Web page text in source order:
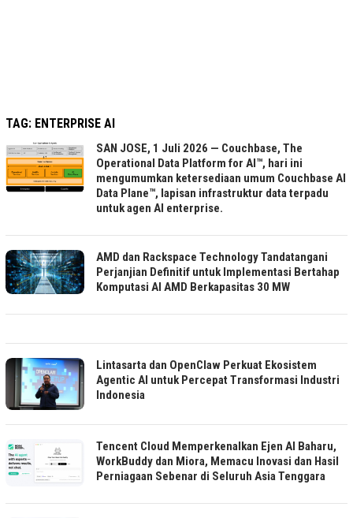
TAG: ENTERPRISE AI
SAN JOSE, 1 Juli 2026 — Couchbase, The
Operational Data Platform for AI™, hari ini
mengumumkan ketersediaan umum Couchbase AI
Data Plane™, lapisan infrastruktur data terpadu
untuk agen AI enterprise.
AMD dan Rackspace Technology Tandatangani
Perjanjian Definitif untuk Implementasi Bertahap
Komputasi AI AMD Berkapasitas 30 MW
Lintasarta dan OpenClaw Perkuat Ekosistem
Agentic AI untuk Percepat Transformasi Industri
Indonesia
Tencent Cloud Memperkenalkan Ejen AI Baharu,
WorkBuddy dan Miora, Memacu Inovasi dan Hasil
Perniagaan Sebenar di Seluruh Asia Tenggara